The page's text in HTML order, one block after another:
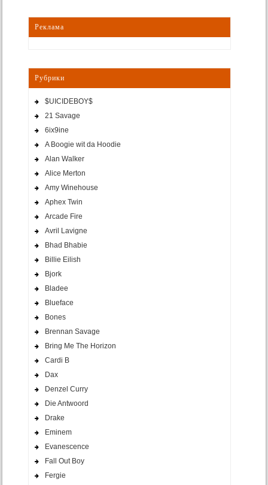
Реклама
Рубрики
$UICIDEBOY$
21 Savage
6ix9ine
A Boogie wit da Hoodie
Alan Walker
Alice Merton
Amy Winehouse
Aphex Twin
Arcade Fire
Avril Lavigne
Bhad Bhabie
Billie Eilish
Bjork
Bladee
Blueface
Bones
Brennan Savage
Bring Me The Horizon
Cardi B
Dax
Denzel Curry
Die Antwoord
Drake
Eminem
Evanescence
Fall Out Boy
Fergie